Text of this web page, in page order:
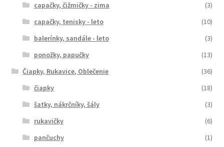
capačky, čižmičky - zima
(3)
capačky, tenisky - leto
(10)
balerínky, sandále - leto
(3)
ponožky, papučky
(13)
Čiapky, Rukavice, Oblečenie
(36)
čiapky
(18)
šatky, nákrčníky, šály
(3)
rukavičky
(6)
pančuchy
(1)